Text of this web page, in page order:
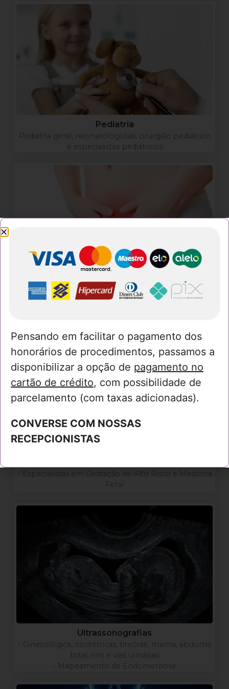
Pediatria
Pediatria geral, neonatologistas, cirurgião pediátrico
e especialistas pediátricos
Endometriose
Especialistas no seu diagnóstico e tratamento
Acompanhamento Obstétrico
Consultas pré-natais regulares acompanhadas por
- Especialistas em Gestação de Alto Risco e Medicina
Fetal
Ultrassonografias
- Ginecológica, obstétricas, tireóide, mama, abdome
total, rins e vias urinárias
- Mapeamento de Endometriose
Pensando em facilitar o pagamento dos
honorários de procedimentos, passamos a
disponibilizar a opção de pagamento no
cartão de crédito, com possibilidade de
parcelamento (com taxas adicionadas).
CONVERSE COM NOSSAS
RECEPCIONISTAS